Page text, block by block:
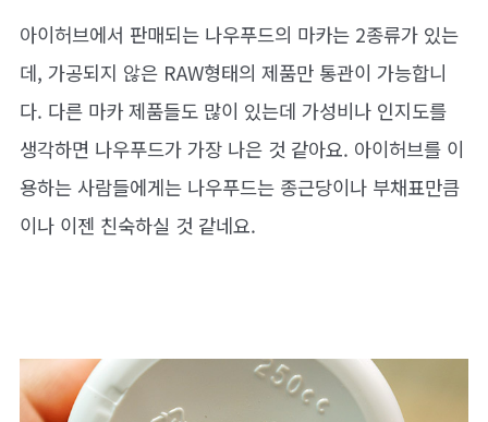
아이허브에서 판매되는 나우푸드의 마카는 2종류가 있는
데, 가공되지 않은 RAW형태의 제품만 통관이 가능합니
다. 다른 마카 제품들도 많이 있는데 가성비나 인지도를
생각하면 나우푸드가 가장 나은 것 같아요. 아이허브를 이
용하는 사람들에게는 나우푸드는 종근당이나 부채표만큼
이나 이젠 친숙하실 것 같네요.